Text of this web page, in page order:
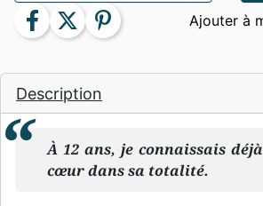
Description
À 12 ans, je connaissais
cœur dans sa totalité.
facebook twitter pinterest